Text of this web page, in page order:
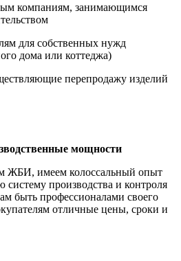
компаниям, занимающимся
для собственных нужд
дома или коттеджа)
перепродажу изделий
мощности
ЖБИ, имеем колоссальный опыт
систему производства и контроля
быть профессионалами своего
отличные цены, сроки и